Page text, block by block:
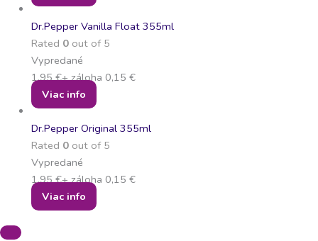
Dr.Pepper Vanilla Float 355ml
Rated 0out of 5
Vypredané
1,95€+ záloha 0,15 €
Viac info
Dr.Pepper Original 355ml
Rated 0out of 5
Vypredané
1,95€+ záloha 0,15 €
Viac info